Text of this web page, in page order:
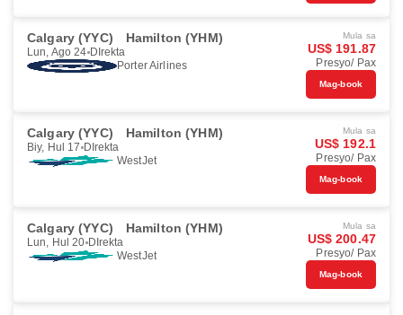
Calgary (YYC) Hamilton (YHM)
Lun, Ago 24 DIrekta
Porter Airlines
Mula sa
US$ 191.87
Presyo/ Pax
Mag-book
Calgary (YYC) Hamilton (YHM)
Biy, Hul 17 DIrekta
WestJet
Mula sa
US$ 192.1
Presyo/ Pax
Mag-book
Calgary (YYC) Hamilton (YHM)
Lun, Hul 20 DIrekta
WestJet
Mula sa
US$ 200.47
Presyo/ Pax
Mag-book